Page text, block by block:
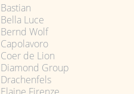
Bastian
Bella Luce
Bernd Wolf
Capolavoro
Coer de Lion
Diamond Group
Drachenfels